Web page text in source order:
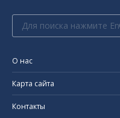
Поиск:
О нас
Карта сайта
Контакты